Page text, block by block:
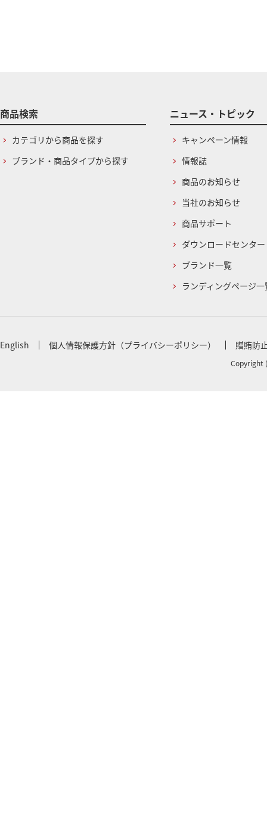
商品検索
カテゴリから商品を探す
ブランド・商品タイプから探す
ニュース・トピック
キャンペーン情報
情報誌
商品のお知らせ
当社のお知らせ
商品サポート
ダウンロードセンター
ブランド一覧
ランディングページ一
English 個人情報保護方針（プライバシーポリシー） 贈賄防
Copyright